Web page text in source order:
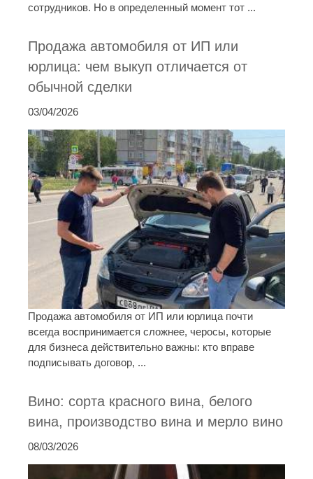
сотрудников. Но в определенный момент тот ...
Продажа автомобиля от ИП или
юрлица: чем выкуп отличается от
обычной сделки
03/04/2026
Продажа автомобиля от ИП или юрлица почти
всегда воспринимается сложнее, черосы, которые
для бизнеса действительно важны: кто вправе
подписывать договор, ...
Вино: сорта красного вина, белого
вина, производство вина и мерло вино
08/03/2026